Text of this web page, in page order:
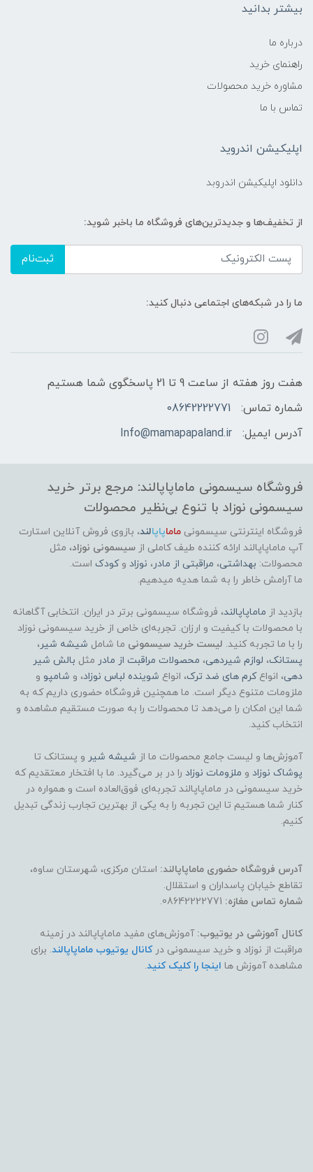
بیشتر بدانید
درباره ما
راهنمای خرید
مشاوره خرید محصولات
تماس با ما
اپلیکیشن اندروید
دانلود اپلیکیشن اندروبد
از تخفیف‌ها و جدیدترین‌های فروشگاه ما باخبر شوید:
ثبت‌نام
ما را در شبکه‌های اجتماعی دنبال کنید:
هفت روز هفته از ساعت 9 تا 21 پاسخگوی شما هستیم
شماره تماس:
08642222771
آدرس ایمیل:
Info@mamapapaland.ir
فروشگاه سیسمونی ماماپاپالند: مرجع برتر خرید
سیسمونی نوزاد با تنوع بی‌نظیر محصولات
فروشگاه اینترنتی سیسمونی ماماپاپالند، بازوی فروش آنلاین استارت
آپ ماماپاپالند ارائه کننده طیف کاملی از سیسمونی نوزاد، مثل
محصولات: بهداشتی، مراقبتی از مادر، نوزاد وکودک است.
ما آرامش خاطر را به شما هدیه میدهیم.
بازدید از ماماپاپالند، فروشگاه سیسمونی برتر در ایران. انتخابی آگاهانه
با محصولات با کیفیت و ارزان. تجربه‌ای خاص از خرید سیسمونی نوزاد
را با ما تجربه کنید. لیست خرید سیسمونی ما شامل شیشه شیر،
پستانک، لوازم شیردهی، محصولات مراقبت از مادر مثل بالش شیر
دهی، انواعکرم های ضد ترک، انواع شوینده لباس نوزاد، و شامپو و
ملزومات متنوع دیگر است. ما همچنین فروشگاه حضوری داریم که به
شما این امکان را می‌دهد تا محصولات را به صورت مستقیم مشاهده و
انتخاب کنید.
آموزش‌ها و لیست جامع محصولات ما از شیشه شیر و پستانک تا
پوشاک نوزاد و ملزومات نوزاد را در بر می‌گیرد. ما با افتخار معتقدیم که
خرید سیسمونی در ماماپاپالند تجربه‌ای فوق‌العاده است و همواره در
کنار شما هستیم تا این تجربه را به یکی از بهترین تجارب زندگی تبدیل
کنیم.
آدرس فروشگاه حضوری ماماپاپالند: استان مرکزی، شهرستان ساوه،
تقاطع خیابان پاسداران و استقلال.
شماره تماس مغازه:
کانال آموزشی در یوتیوب: آموزش‌های مفید ماماپاپالند در زمینه
مراقبت از نوزاد و خرید سیسمونی درکانال یوتیوب ماماپاپالند. برای
مشاهده آموزش ها اینجا را کلیک کنید.